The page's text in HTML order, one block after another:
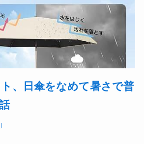
、日傘をなめて暑さで普